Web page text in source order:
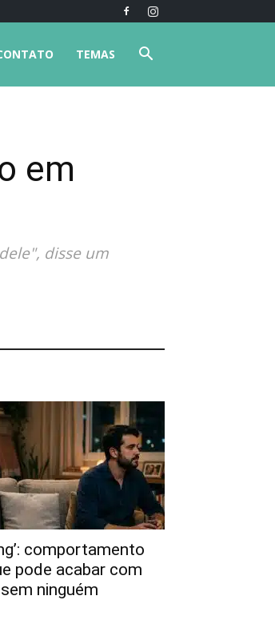
TEMAS
em
disse um
comportamento
pode acabar com
ninguém